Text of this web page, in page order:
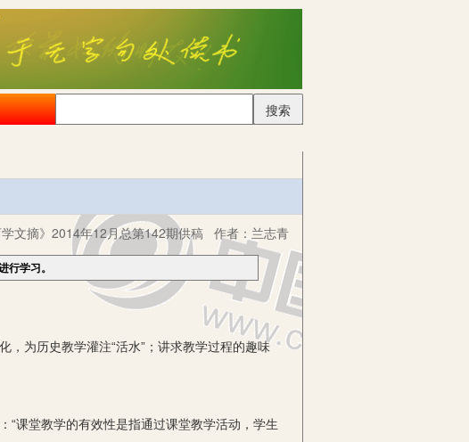
搜索
学文摘》2014年12月总第142期供稿 作者： 兰志青
学习。
为历史教学灌注“活水”；讲求教学过程的趣味
课堂教学的有效性是指通过课堂教学活动，学生